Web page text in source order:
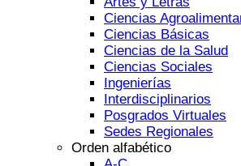
Ciencias
Ciencias Básicas
Ciencias de la Salud
Ciencias Sociales
Ingenierías
Interdisciplinarios
Posgrados Virtuales
Sedes Regionales
Orden alfabético